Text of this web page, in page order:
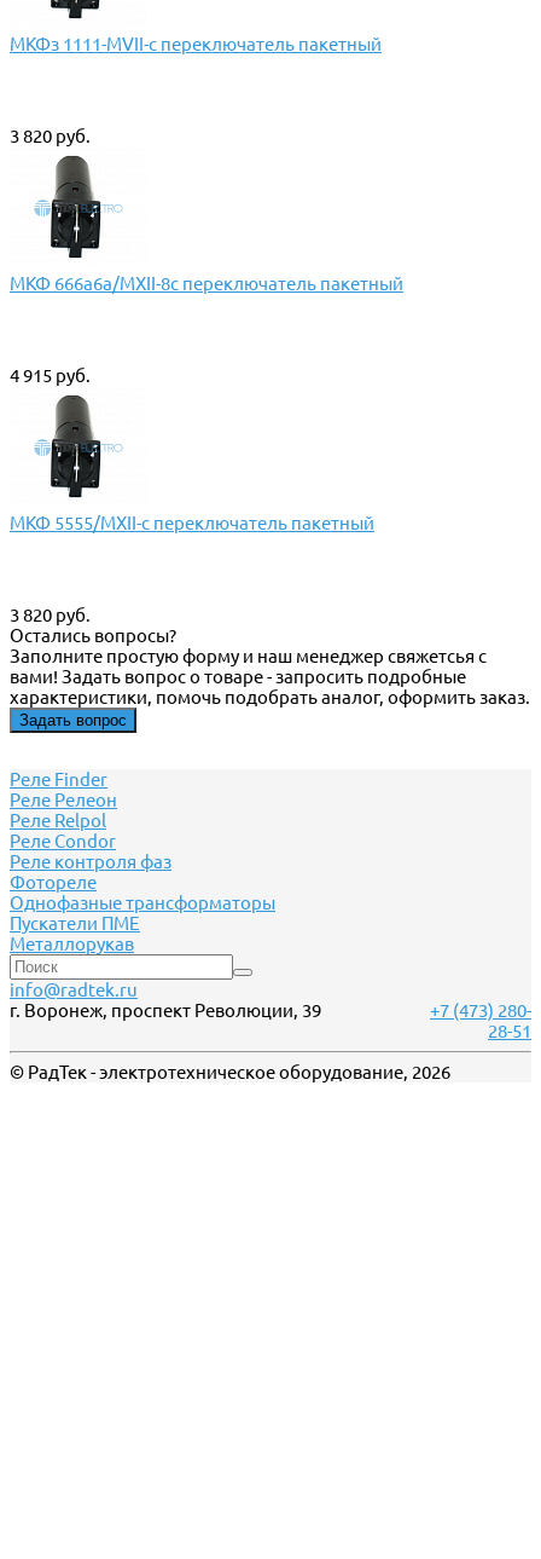
МКФз 1111-МVII-с переключатель пакетный
3 820 руб.
МКФ 666а6а/МХII-8с переключатель пакетный
4 915 руб.
МКФ 5555/МХII-с переключатель пакетный
3 820 руб.
Остались вопросы?
Заполните простую форму и наш менеджер свяжетсья с
вами! Задать вопрос о товаре - запросить подробные
характеристики, помочь подобрать аналог, оформить заказ.
Задать вопрос
Реле Finder
Реле Релеон
Реле Relpol
Реле Сondor
Реле контроля фаз
Фотореле
Однофазные трансформаторы
Пускатели ПМЕ
Металлорукав
info@radtek.ru
г. Воронеж, проспект Революции, 39
+7 (473) 280-
28-51
© РадТек - электротехническое оборудование, 2026